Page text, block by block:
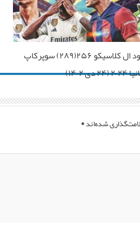
دانلود ال کلاسیکو ۲۵۶(۲۸۹) سوپرکاپ
دی ۱۴۰۲)
شده‌اند*